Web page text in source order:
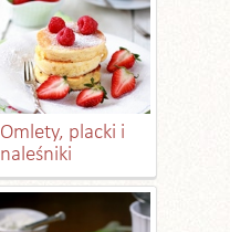
Omlety, placki i
naleśniki